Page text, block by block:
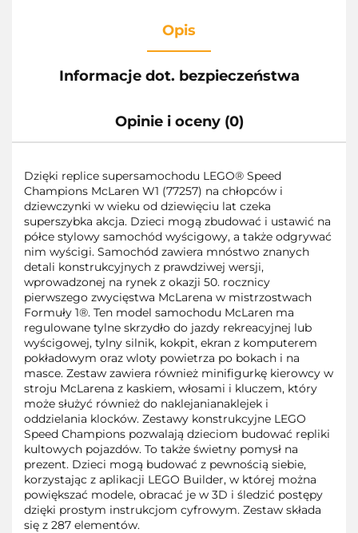
Opis
Informacje dot. bezpieczeństwa
Opinie i oceny (0)
Dzięki replice supersamochodu LEGO® Speed
Champions McLaren W1 (77257) na chłopców i
dziewczynki w wieku od dziewięciu lat czeka
superszybka akcja. Dzieci mogą zbudować i ustawić na
półce stylowy samochód wyścigowy, a także odgrywać
nim wyścigi. Samochód zawiera mnóstwo znanych
detali konstrukcyjnych z prawdziwej wersji,
wprowadzonej na rynek z okazji 50. rocznicy
pierwszego zwycięstwa McLarena w mistrzostwach
Formuły 1®. Ten model samochodu McLaren ma
regulowane tylne skrzydło do jazdy rekreacyjnej lub
wyścigowej, tylny silnik, kokpit, ekran z komputerem
pokładowym oraz wloty powietrza po bokach i na
masce. Zestaw zawiera również minifigurkę kierowcy w
stroju McLarena z kaskiem, włosami i kluczem, który
może służyć również do naklejanianaklejek i
oddzielania klocków. Zestawy konstrukcyjne LEGO
Speed Champions pozwalają dzieciom budować repliki
kultowych pojazdów. To także świetny pomysł na
prezent. Dzieci mogą budować z pewnością siebie,
korzystając z aplikacji LEGO Builder, w której można
powiększać modele, obracać je w 3D i śledzić postępy
dzięki prostym instrukcjom cyfrowym. Zestaw składa
się z 287 elementów.